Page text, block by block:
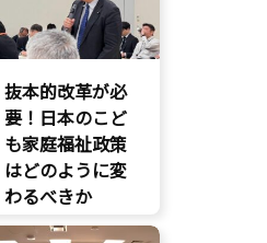
養子縁組
抜本的改革が必
要！日本のこど
も家庭福祉政策
はどのように変
わるべきか
こどもの権利